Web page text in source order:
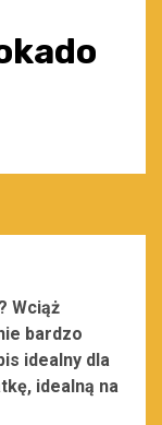
Wciąż
bardzo
idealny dla
idealną na